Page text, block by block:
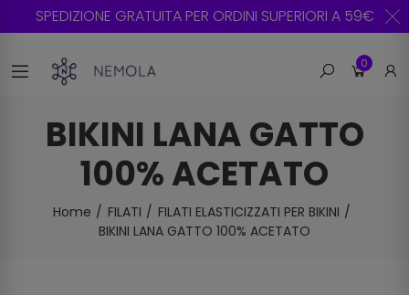
SPEDIZIONE GRATUITA PER ORDINI SUPERIORI A 59€
0
BIKINI LANA GATTO
100% ACETATO
Home FILATI
FILATI ELASTICIZZATI PER BIKINI
BIKINI LANA GATTO 100% ACETATO